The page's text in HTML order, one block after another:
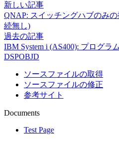
新しい記事
QNAP: スイッチングハブのみ
続無し)
過去の記事
IBM System i (AS400): プログラ
DSPOBJD
ソースファイルの取得
ソースファイルの修正
参考サイト
Documents
Test Page